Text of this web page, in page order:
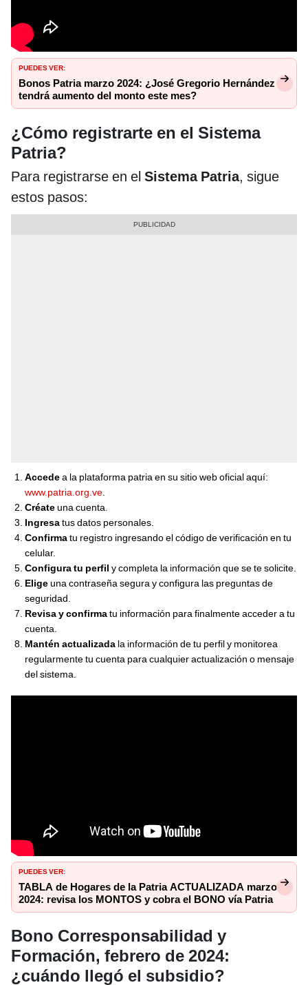
PUEDES VER:
Bonos Patria marzo 2024: ¿José Gregorio Hernández
tendrá aumento del monto este mes?
¿Cómo registrarte en el Sistema
Patria?
Para registrarse en el Sistema Patria, sigue
estos pasos:
Accedea la plataforma patria en su sitio web oficial aquí:
www.patria.org.ve
Créateuna cuenta.
Ingresatus datos personales.
Confirmatu registro ingresando el código de verificación en tu
celular.
Configura tu perfil y completa la información que se te solicite.
Eligeuna contraseña segura y configura las preguntas de
seguridad.
Revisa y confirmatu información para finalmente acceder a tu
cuenta.
Mantén actualizada la información de tu perfil y monitorea
regularmente tu cuenta para cualquier actualización o mensaje
del sistema.
PUEDES VER:
TABLA de Hogares de la Patria ACTUALIZADA marzo
2024: revisa los MONTOS y cobra el BONO vía Patria
Bono Corresponsabilidad y
Formación, febrero de 2024:
¿cuándo llegó el subsidio?